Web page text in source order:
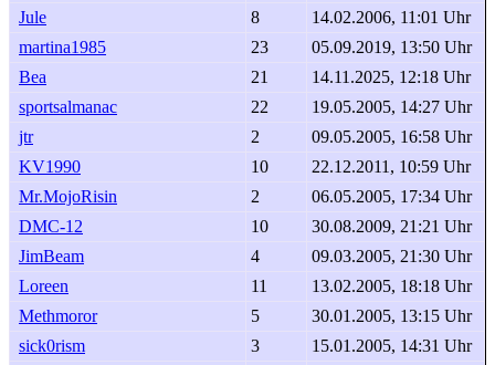
Jule 8
14.02.2006, 11:01 Uhr
martina1985
23
05.09.2019, 13:50 Uhr
Bea
21
14.11.2025, 12:18 Uhr
sportsalmanac
22
19.05.2005, 14:27 Uhr
jtr
2
09.05.2005, 16:58 Uhr
KV1990
10
22.12.2011, 10:59 Uhr
Mr.MojoRisin
2
06.05.2005, 17:34 Uhr
DMC-12
10
30.08.2009, 21:21 Uhr
JimBeam
4
09.03.2005, 21:30 Uhr
Loreen
11
13.02.2005, 18:18 Uhr
Methmoror
5
30.01.2005, 13:15 Uhr
sick0rism
3
15.01.2005, 14:31 Uhr